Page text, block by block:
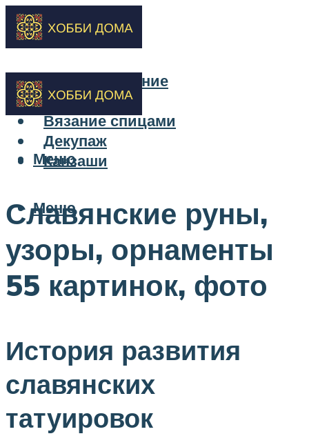
Бисероплетение
Вышивка
Вязание спицами
Декупаж
Канзаши
Меню
Меню
Славянские руны,
узоры, орнаменты
55 картинок, фото
История развития
славянских
татуировок